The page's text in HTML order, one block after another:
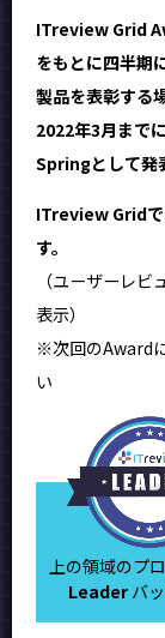
ITreview Grid
をもとに四半期
製品を表彰する
2022年3月まで
Springとして発
ITreview Gridで
す。
（ユーザーレ
表示）
※次回のAward
い
上の領域のプ
Leaderバ